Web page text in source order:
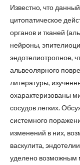
Известно, что
цитопатическое
органов и тканей
нейроны,
эндотелиотропное,
альвеолярного
литературы,
охарактеризованы
сосудов легких.
системного
изменений в них,
васкулита,
уделено возможным